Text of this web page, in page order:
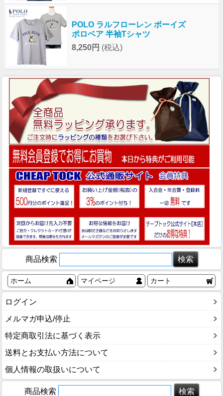
POLO ラルフローレン ボーイズ
ポロベア 半袖Tシャツ
8,250円 (税込)
商品検索
ホーム マイページ カート
ログイン
メルマガ申込/停止
特定商取引法に基づく表示
送料とお支払い方法について
個人情報の取扱いについて
商品検索